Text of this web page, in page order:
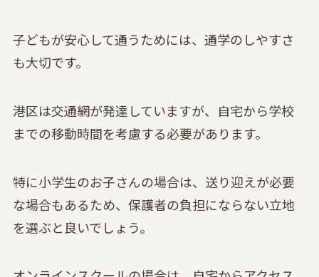
子どもが安心して通うためには、通学のしやすさ
も大切です。
港区は交通網が発達していますが、自宅から学校
までの移動時間を考慮する必要があります。
特に小学生のお子さんの場合は、送り迎えが必要
な場合もあるため、保護者の負担にならない立地
を選ぶと良いでしょう。